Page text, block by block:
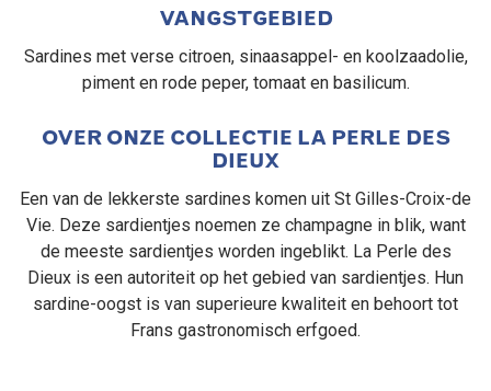
VANGSTGEBIED
Sardines met verse citroen, sinaasappel- en koolzaadolie,
piment en rode peper, tomaat en basilicum.
OVER ONZE COLLECTIE LA PERLE DES
DIEUX
Een van de lekkerste sardines komen uit St Gilles-Croix-de
Vie. Deze sardientjes noemen ze champagne in blik, want
de meeste sardientjes worden ingeblikt. La Perle des
Dieux is een autoriteit op het gebied van sardientjes. Hun
sardine-oogst is van superieure kwaliteit en behoort tot
Frans gastronomisch erfgoed.